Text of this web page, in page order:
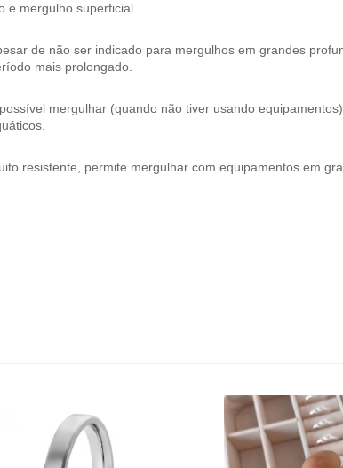
e mergulho superficial.
de não ser indicado para mergulhos em grandes
mais prolongado.
mergulhar (quando não tiver usando
resistente, permite mergulhar com equipamentos em